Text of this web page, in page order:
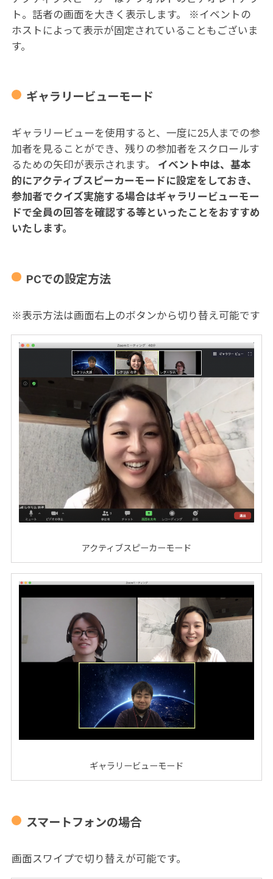
ト。話者の画面を大きく表示します。 ※イベントの
ホストによって表示が固定されていることもございま
す。
ギャラリービューモード
ギャラリービューを使用すると、一度に25人までの参
加者を見ることができ、残りの参加者をスクロールす
るための矢印が表示されます。 イベント中は、基本
的にアクティブスピーカーモードに設定をしておき、
参加者でクイズ実施する場合はギャラリービューモー
ドで全員の回答を確認する等といったことをおすすめ
いたします。
PCでの設定方法
※表示方法は画面右上のボタンから切り替え可能です
アクティブスピーカーモード
ギャラリービューモード
スマートフォンの場合
画面スワイプで切り替えが可能です。